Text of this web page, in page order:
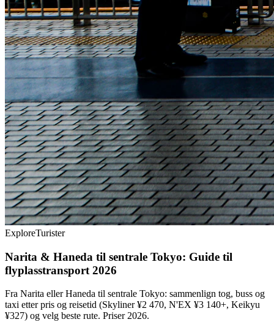
ExploreTurister
Narita & Haneda til sentrale Tokyo: Guide til
flyplasstransport 2026
Fra Narita eller Haneda til sentrale Tokyo: sammenlign tog, buss og
taxi etter pris og reisetid (Skyliner ¥2 470, N'EX ¥3 140+, Keikyu
¥327) og velg beste rute. Priser 2026.